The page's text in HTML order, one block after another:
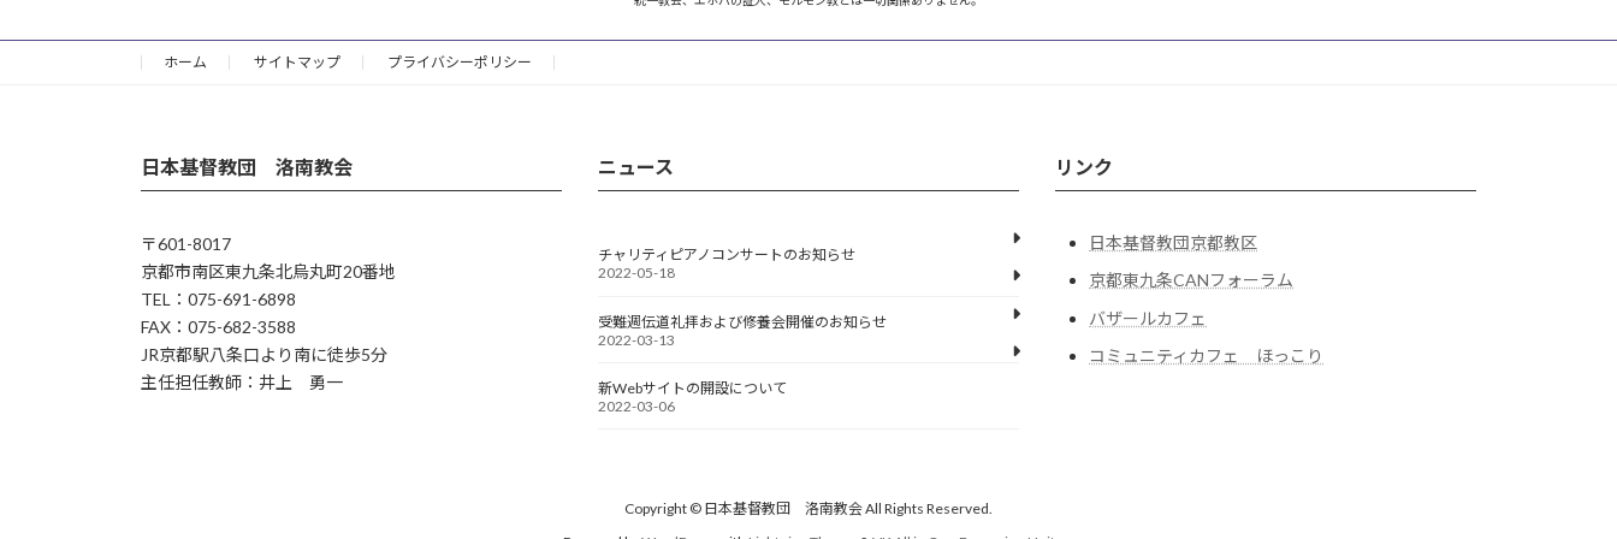
ホーム サイトマップ プライバシーポリシー
日本基督教団 洛南教会
〒601-8017
京都市南区東九条北烏丸町20番地
TEL：075-691-6898
FAX：075-682-3588
JR京都駅八条口より南に徒歩5分
主任担任教師：井上 勇一
ニュース
チャリティピアノコンサートのお知らせ
2022-05-18
受難週伝道礼拝および修養会開催のお知らせ
2022-03-13
新Webサイトの開設について
2022-03-06
リンク
日本基督教団京都教区
京都東九条CANフォーラム
バザールカフェ
コミュニティカフェ ほっこり
Copyright © 日本基督教団 洛南教会 All Rights Reserved.